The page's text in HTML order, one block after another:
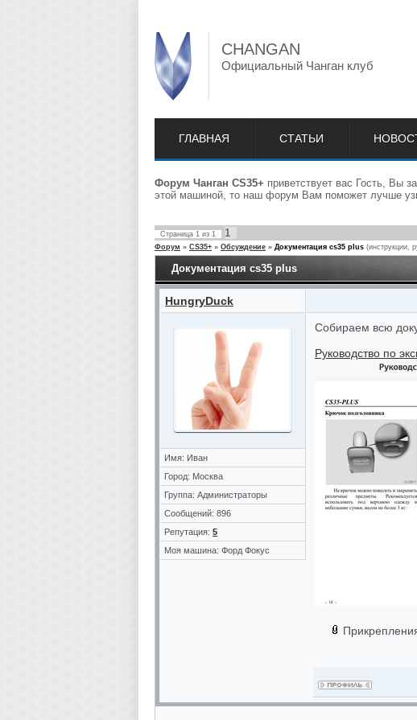
CHANGAN
Официальный Чанган клуб
ГЛАВНАЯ СТАТЬИ
Форум Чанган CS35+ приветствует вас Гость, Вы
этой машиной, то наш форум Вам поможет лучше
Страница 1 из 1 1
Форум » CS35+ » Обсуждение » Документация cs35 plus (инструкции,
Документация cs35 plus
HungryDuck
Имя: Иван
Город: Москва
Группа: Администраторы
Сообщений: 896
Репутация: 5
Моя машина: Форд Фокус
Собираем всю
Руководство по